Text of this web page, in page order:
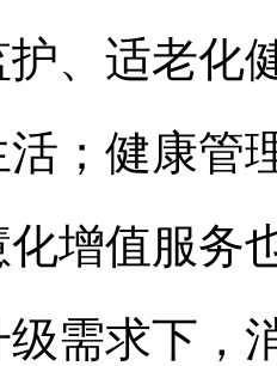
、适老化
；健康管
增值服务
级需求下，